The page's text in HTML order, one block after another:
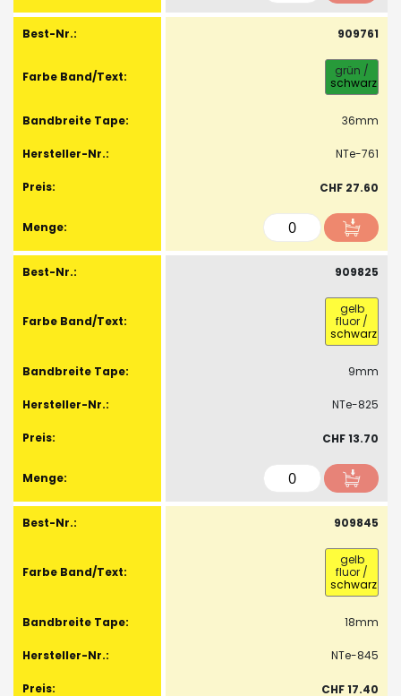
909761
grün /
schwarz
36mm
NTe-761
CHF 27.60
909825
gelb
fluor /
schwarz
9mm
NTe-825
CHF 13.70
909845
gelb
fluor /
schwarz
18mm
NTe-845
CHF 17.40